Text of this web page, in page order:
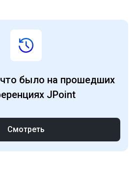
было на прошедших
JPoint
Смотреть